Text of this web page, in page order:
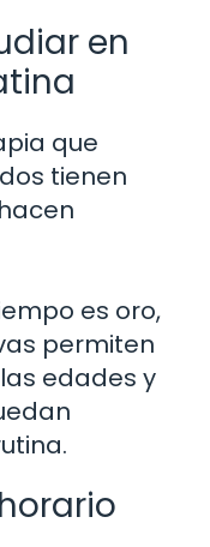
en
que
tienen
es oro,
permiten
edades y